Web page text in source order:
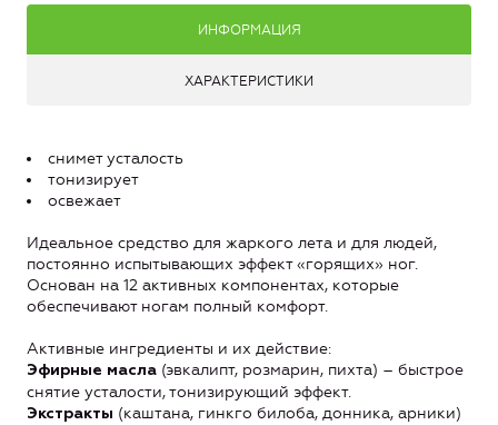
ИНФОРМАЦИЯ
ХАРАКТЕРИСТИКИ
снимет усталость
тонизирует
освежает
Идеальное средство для жаркого лета и для людей,
постоянно испытывающих эффект «горящих» ног.
Основан на 12 активных компонентах, которые
обеспечивают ногам полный комфорт.
Активные ингредиенты и их действие:
Эфирные масла (эвкалипт, розмарин, пихта) – быстрое
снятие усталости, тонизирующий эффект.
Экстракты (каштана, гинкго билоба, донника, арники)